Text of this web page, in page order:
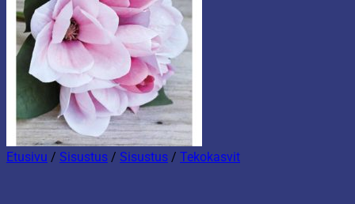
Etusivu / Sisustus / Sisustus / Tekokasvit